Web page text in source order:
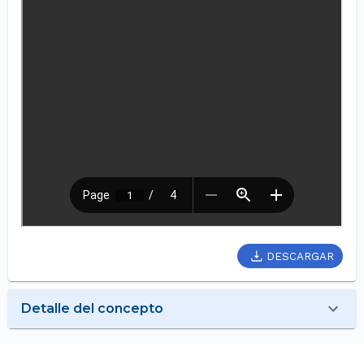
DESCARGAR
Detalle del concepto